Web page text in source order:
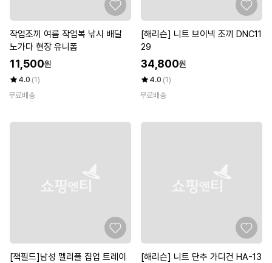
작업조끼 여름 작업복 낚시 배달
노가다 현장 유니폼
11,500원
4.0 (1)
무료배송
[해리슨] 니트 브이넥 조끼 DNC11
29
34,800원
4.0 (1)
무료배송
[잭필드]남성 멜리플 집업 트레이
[해리슨] 니트 단추 가디건 HA-13